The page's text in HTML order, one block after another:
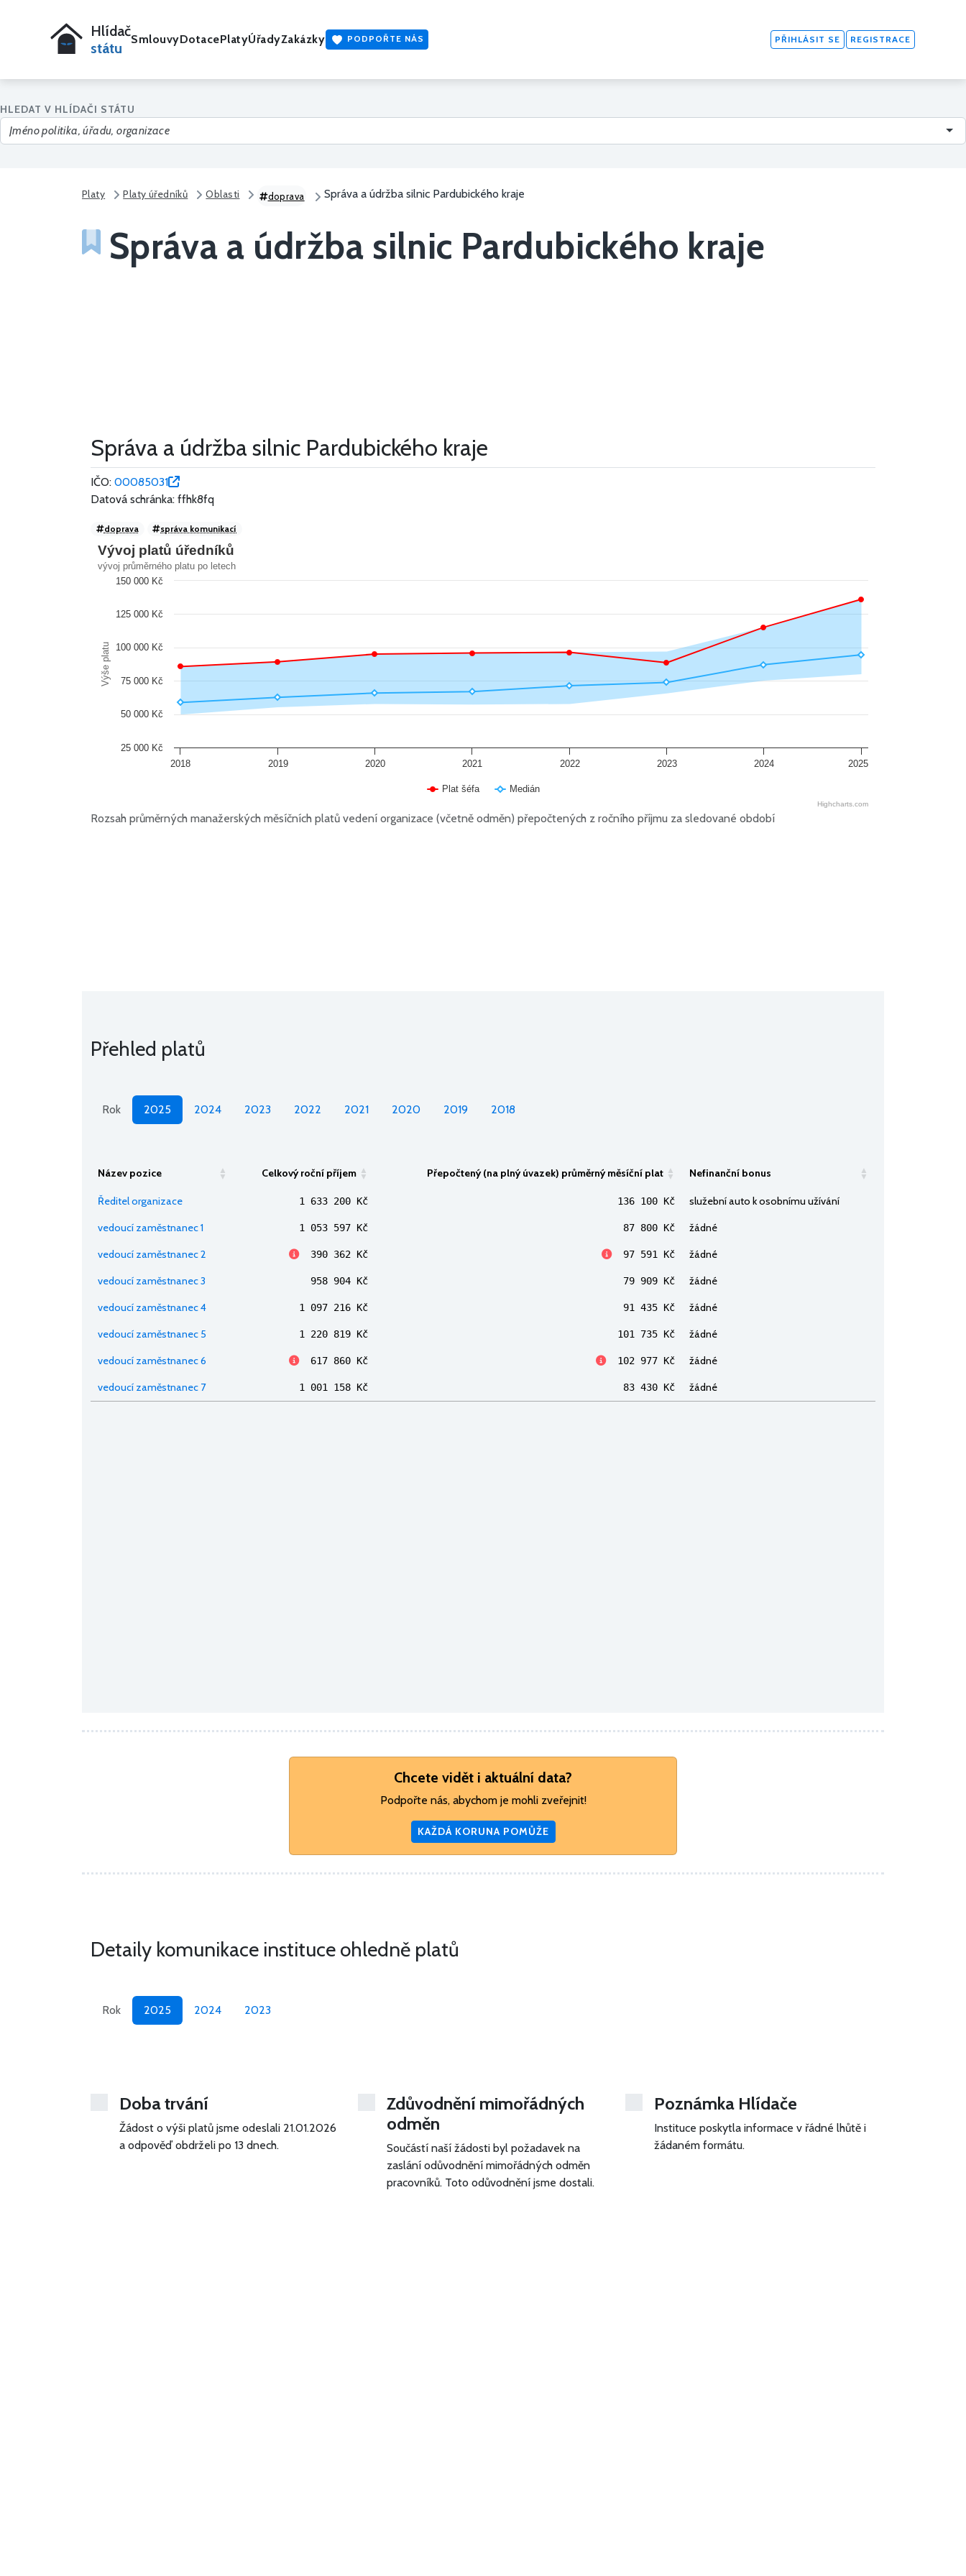
Hlídač
státu
SmlouvyDotacePlatyÚřadyZakázky PODPOŘTE NÁS PŘIHLÁSIT SE REGISTRACE
HLEDAT V HLÍDAČI STÁTU
Platy Platy úředníků Oblasti doprava Správa a údržba silnic Pardubického kraje
Správa a údržba silnic Pardubického kraje
Správa a údržba silnic Pardubického kraje
IČO: 00085031
Datová schránka: ffhk8fq
doprava správa komunikací
Výše platu
Vývoj platů úředníků
vývoj průměrného platu po letech
Plat šéfa Medián
2018 2019 2020 2021 2022 2023 2024 2025
25 000 Kč
50 000 Kč
75 000 Kč
100 000 Kč
125 000 Kč
150 000 Kč
Highcharts.com
Rozsah průměrných manažerských měsíčních platů vedení organizace (včetně odměn) přepočtených z ročního příjmu za sledované období
Přehled platů
Rok 2025 2024 2023 2022 2021 2020 2019 2018
Název pozice Celkový roční příjem Přepočtený (na plný úvazek) průměrný měsíční plat Nefinanční bonus
Ředitel organizace 1 633 200 Kč 136 100 Kč služební auto k osobnímu užívání
vedoucí zaměstnanec 1 1 053 597 Kč 87 800 Kč žádné
vedoucí zaměstnanec 2 390 362 Kč 97 591 Kč žádné
vedoucí zaměstnanec 3 958 904 Kč 79 909 Kč žádné
vedoucí zaměstnanec 4 1 097 216 Kč 91 435 Kč žádné
vedoucí zaměstnanec 5 1 220 819 Kč 101 735 Kč žádné
vedoucí zaměstnanec 6 617 860 Kč 102 977 Kč žádné
vedoucí zaměstnanec 7 1 001 158 Kč 83 430 Kč žádné
Chcete vidět i aktuální data?
Podpořte nás, abychom je mohli zveřejnit!
KAŽDÁ KORUNA POMŮŽE
Detaily komunikace instituce ohledně platů
Rok 2025 2024 2023
Doba trvání
Žádost o výši platů jsme odeslali 21.01.2026
a odpověď obdrželi po 13 dnech.
Zdůvodnění mimořádných
odměn
Součástí naší žádosti byl požadavek na
zaslání odůvodnění mimořádných odměn
pracovníků. Toto odůvodnění jsme dostali.
Poznámka Hlídače
Instituce poskytla informace v řádné lhůtě i
žádaném formátu.